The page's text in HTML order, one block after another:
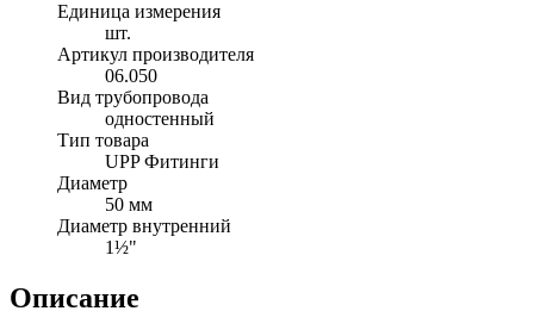
Единица измерения
шт.
Артикул производителя
06.050
Вид трубопровода
одностенный
Тип товара
UPP Фитинги
Диаметр
50 мм
Диаметр внутренний
1½"
Описание